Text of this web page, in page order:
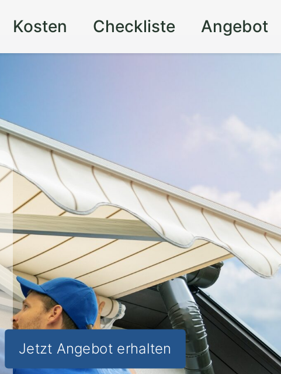
Kosten Checkliste Angebot
Jetzt Angebot erhalten